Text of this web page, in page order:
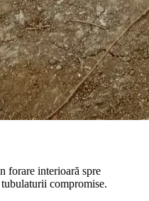
forare interioară spre
compromise.